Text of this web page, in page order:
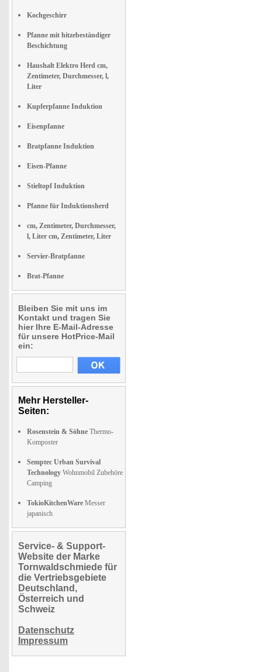
Kochgeschirr
Pfanne mit hitzebeständiger
Beschichtung
Haushalt Elektro Herd cm,
Zentimeter, Durchmesser, l,
Liter
Kupferpfanne Induktion
Eisenpfanne
Bratpfanne Induktion
Eisen-Pfanne
Stieltopf Induktion
Pfanne für Induktionsherd
cm, Zentimeter, Durchmesser,
l, Liter cm, Zentimeter, Liter
Servier-Bratpfanne
Brat-Pfanne
Bleiben Sie mit uns im
Kontakt und tragen Sie
hier Ihre E-Mail-Adresse
für unsere HotPrice-Mail
ein:
Mehr Hersteller-
Seiten:
Rosenstein & Söhne Thermo-
Komposter
Semptec Urban Survival
Technology Wohnmobil Zubehöre
Camping
TokioKitchenWare Messer
japanisch
Service- & Support-
Website der Marke
Tornwaldschmiede für
die Vertriebsgebiete
Deutschland,
Österreich und
Schweiz
Datenschutz
Impressum